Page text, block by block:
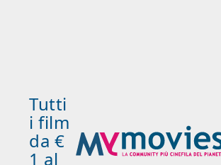
Tutti
i film
da €
1 al